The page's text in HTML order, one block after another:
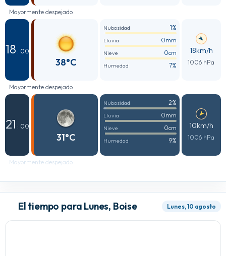
Mayormente despejado
18 : 00
38°C
Nubosidad 1%
Lluvia 0mm
Nieve 0cm
Humedad 7%
18km/h
1006 hPa
Mayormente despejado
21 : 00
31°C
Nubosidad 2%
Lluvia 0mm
Nieve 0cm
Humedad 9%
10km/h
1006 hPa
Mayormente despejado
El tiempo para Lunes, Boise Lunes, 10 agosto